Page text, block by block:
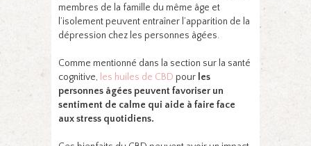
membres de la famille du même âge et
l’isolement peuvent entraîner l’apparition de la
dépression chez les personnes âgées.
Comme mentionné dans la section sur la santé
cognitive, les huiles de CBD pour les
personnes âgées peuvent favoriser un
sentiment de calme qui aide à faire face
aux stress quotidiens.